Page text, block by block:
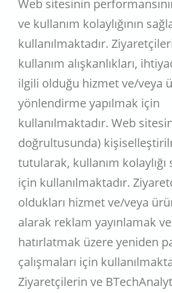
Web sitesinin
ve kullanım kolaylığının
kullanılmaktadır.
kullanım alışkanlıkları,
ilgili olduğu hizmet ve/veya
yönlendirme yapılmak için
kullanılmaktadır. Web
doğrultusunda)
tutularak, kullanım kolaylığı
için kullanılmaktadır.
oldukları hizmet ve/veya
alarak reklam yayınlamak ve
hatırlatmak üzere yeniden
çalışmaları için
Ziyaretçilerin ve